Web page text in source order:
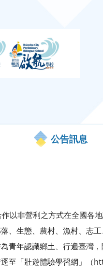
公告訊息
以非營利之方式在全國各
、生態、農村、漁村、志
青年認識鄉土、行遍臺灣，
至「壯遊體驗學習網」（